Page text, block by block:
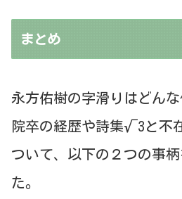
まとめ
永方佑樹の字滑りはどん
院卒の経歴や詩集√3と不
ついて、以下の２つの事
た。